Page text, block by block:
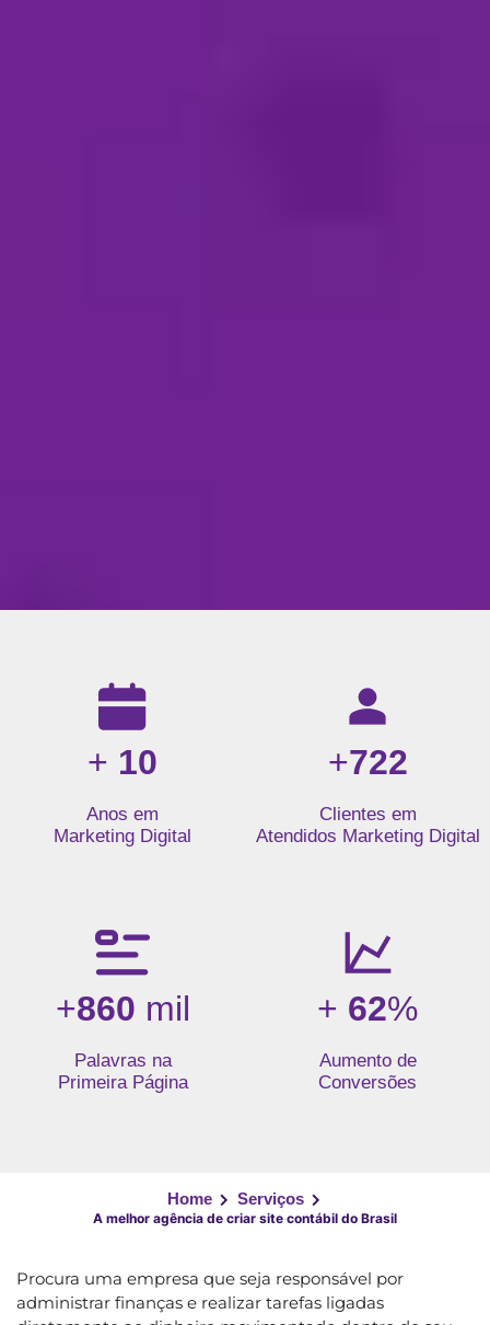
Resultados da nossa agência de marketing digital: mais
+ 10
Anos em
Marketing Digital
+722
Clientes em
Atendidos Marketing Digital
+860 mil
Palavras na
Primeira Página
+ 62%
Aumento de
Conversões
Home Serviços
A melhor agência de criar site contábil do Brasil
Procura uma empresa que seja responsável por
administrar finanças e realizar tarefas ligadas